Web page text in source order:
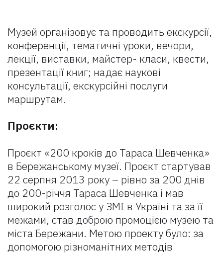
Музей організовує та проводить екскурсії,
конференції, тематичні уроки, вечори,
лекції, виставки, майстер- класи, квести,
презентації книг; надає наукові
консультації, екскурсійні послуги
маршрутам.
Проєкти:
Проєкт «200 кроків до Тараса Шевченка»
в Бережанському музеї. Проєкт стартував
22 серпня 2013 року – рівно за 200 днів
до 200-річчя Тараса Шевченка і мав
широкий розголос у ЗМІ в Україні та за її
межами, став доброю промоцією музею та
міста Бережани. Метою проекту було: за
допомогою різноманітних методів